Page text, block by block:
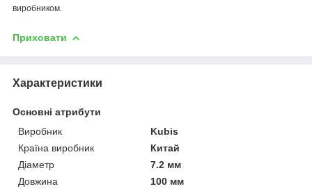
виробником.
Приховати
Характеристики
Основні атрибути
Виробник
Kubis
Країна виробник
Китай
Діаметр
7.2 мм
Довжина
100 мм